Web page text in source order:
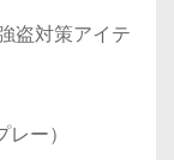
盗対策アイテ
ー）